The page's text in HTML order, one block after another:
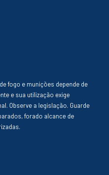
fogo e munições depende de
e sua utilização exige
Observe a legislação. Guarde
forado alcance de